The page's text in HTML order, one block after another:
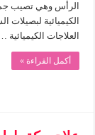
الرأس وهي تصيب
الكيميائية
العلاجات الكيميائية
أكمل القراءة »